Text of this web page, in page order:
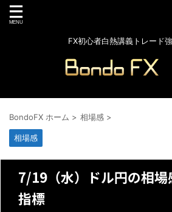
FX初心者白熱講義トレード
BondoFX ホーム > 相場感 >
相場感
7/19（水）ドル円の相
指標